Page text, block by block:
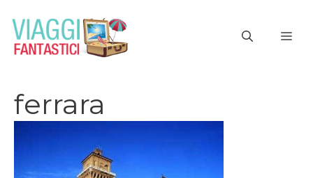
contenuto
ferrara